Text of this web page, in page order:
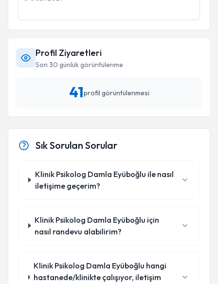
Profil Ziyaretleri
Son 30 günlük görüntülenme
41profil görüntülenmesi
Sık Sorulan Sorular
Klinik Psikolog Damla Eyüboğlu ile nasıl
iletişime geçerim?
Klinik Psikolog Damla Eyüboğlu için
nasıl randevu alabilirim?
Klinik Psikolog Damla Eyüboğlu hangi
hastanede/klinikte çalışıyor, iletişim